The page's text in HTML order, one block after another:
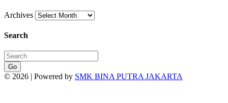
Archives
Search
Go
© 2026 | Powered by SMK BINA PUTRA JAKARTA